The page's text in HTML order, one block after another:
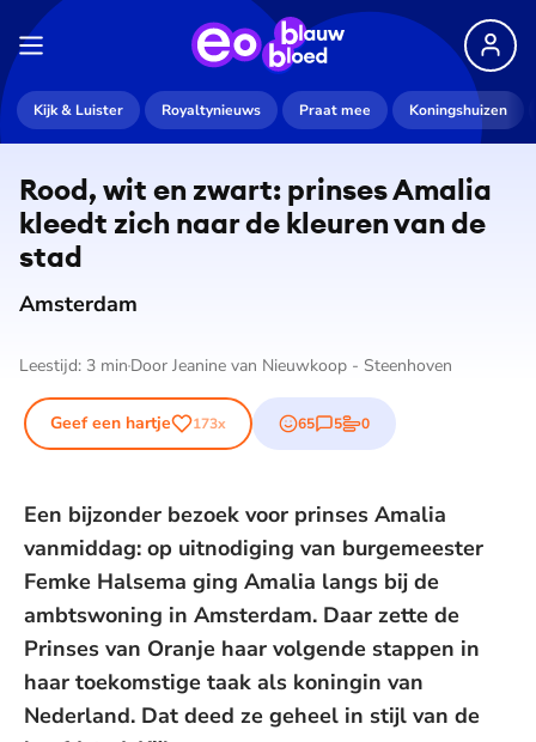
Kijk & Luister Royaltynieuws Praat mee Koningshuizen
Rood, wit en zwart: prinses Amalia
kleedt zich naar de kleuren van de
stad
Amsterdam
Leestijd: 3 min Door Jeanine van Nieuwkoop - Steenhoven
Geef een hartje 173x 65
emojis5
reacties
0
stemmen
Een bijzonder bezoek voor prinses Amalia
vanmiddag: op uitnodiging van burgemeester
Femke Halsema ging Amalia langs bij de
ambtswoning in Amsterdam. Daar zette de
Prinses van Oranje haar volgende stappen in
haar toekomstige taak als koningin van
Nederland. Dat deed ze geheel in stijl van de